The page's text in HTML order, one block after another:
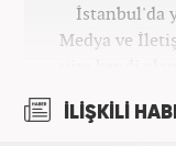
İstanbul'da
Medya ve
süre kendi
şu an
İLİŞKİLİ